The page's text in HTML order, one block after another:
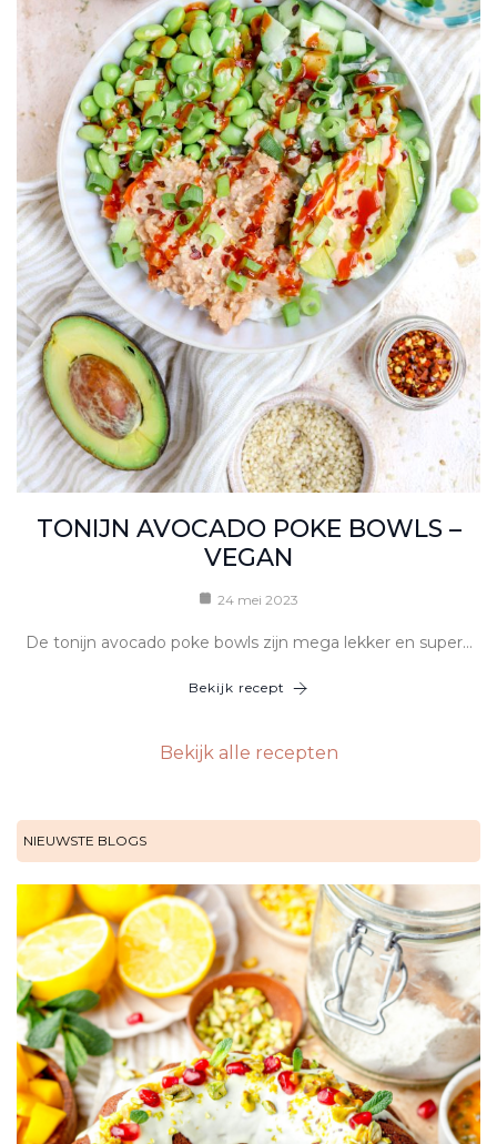
TONIJN AVOCADO POKE BOWLS –
VEGAN
24 mei 2023
De tonijn avocado poke bowls zijn mega lekker en super…
Bekijk recept
Bekijk alle recepten
NIEUWSTE BLOGS